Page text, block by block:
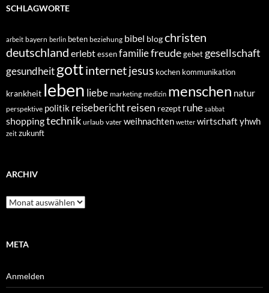
SCHLAGWORTE
arbeit bayern berlin beten beziehung bibel blogchristen
deutschland erlebtessenfamiliefreudegebet gesellschaft
gesundheitgottinternetjesus kochen kommunikation
krankheit leben liebe marketing medizin menschen natur
perspektive politik reiseberichtreisen rezept ruhe sabbat
shoppingtechnik urlaub vater weihnachten wetter wirtschaft yhwh
zeit zukunft
ARCHIV
Archiv
META
Anmelden